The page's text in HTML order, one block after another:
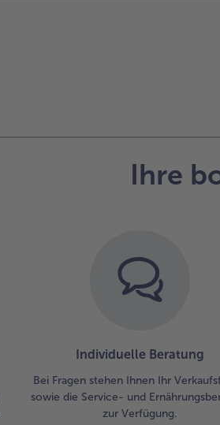
Ihre
Individuelle Beratung
Bei Fragen stehen Ihnen Ihr
sowie die Service- und
zur Verfügung.